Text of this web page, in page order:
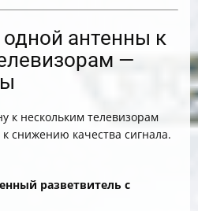
антенны к
—
к нескольким телевизорам
снижению качества сигнала.
разветвитель с